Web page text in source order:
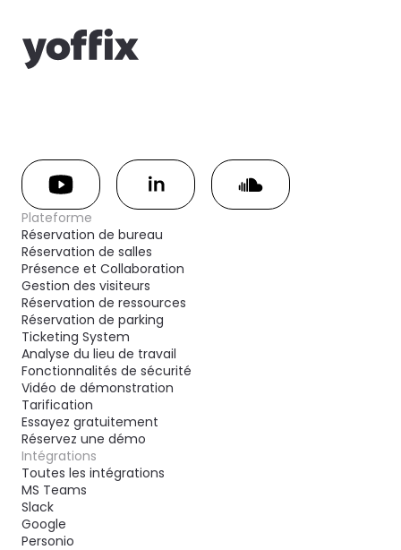
Plateforme
Réservation de bureau
Réservation de salles
Présence et Collaboration
Gestion des visiteurs
Réservation de ressources
Réservation de parking
Ticketing System
Analyse du lieu de travail
Fonctionnalités de sécurité
Vidéo de démonstration
Tarification
Essayez gratuitement
Réservez une démo
Intégrations
Toutes les intégrations
MS Teams
Slack
Google
Personio